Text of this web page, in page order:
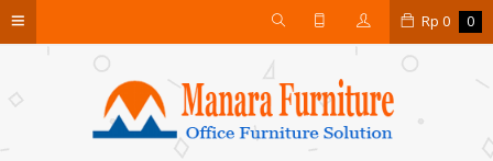
Rp 0 0